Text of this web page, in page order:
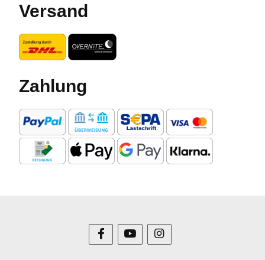
Versand
Zahlung